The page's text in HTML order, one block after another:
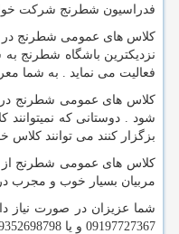
فدراسیون شطرنج شرکت
کلاس های عمومی شطرنج در
نزدیکترین باشگاه شطرنج
فعالیت می نماید . به شما
کلاس های عمومی شطرنج در
شود . دوستانی که
بزگزار کنند می توانند کلاس
مربیان بسیار خوب و مجرب
شما عزیزان در صورت نیاز
09197727367 و یا 09352698798